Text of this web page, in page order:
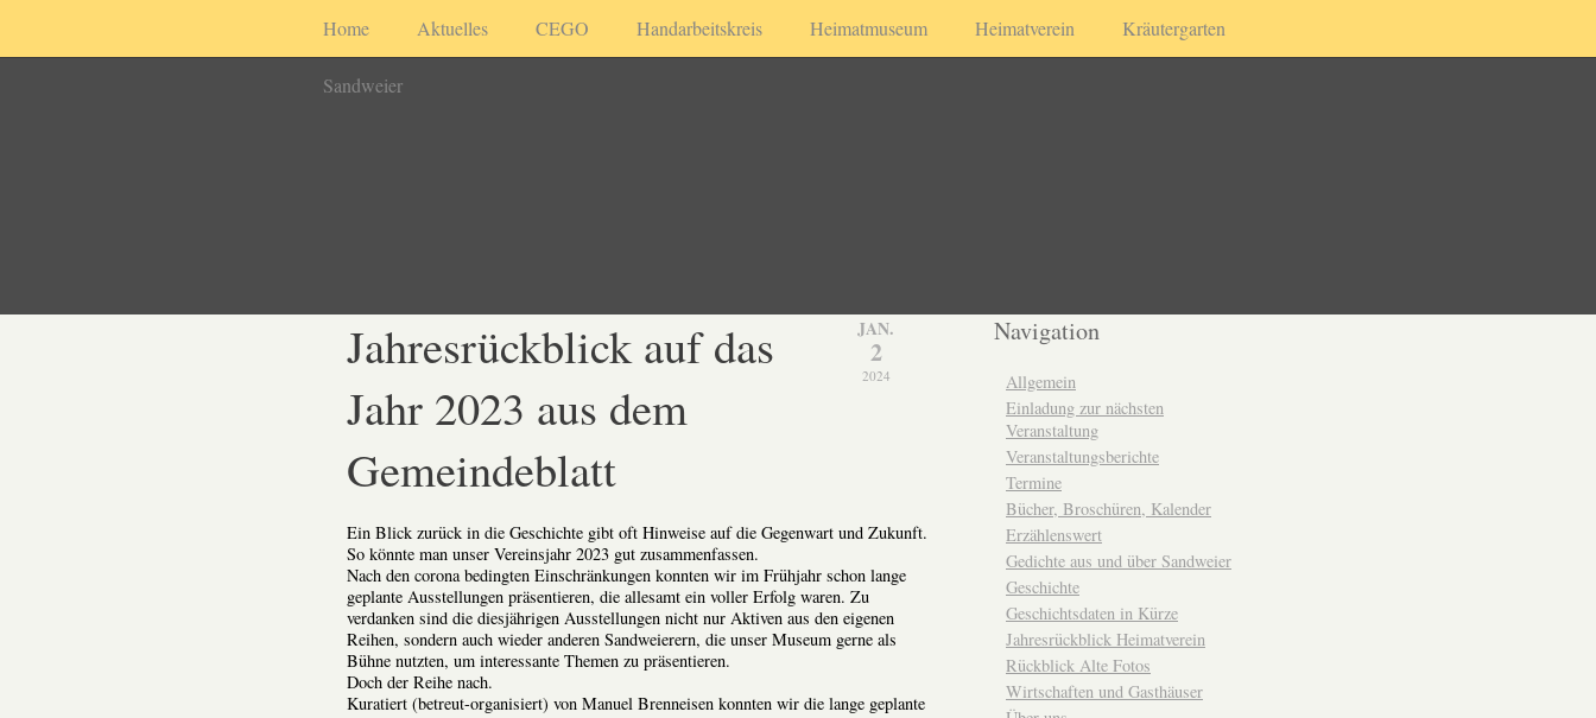
Home Aktuelles CEGO Handarbeitskreis Heimatmuseum Heimatverein Kräutergarten
Sandweier
JAN.
2
2024
Jahresrückblick auf das
Jahr 2023 aus dem
Gemeindeblatt
Ein Blick zurück in die Geschichte gibt oft Hinweise auf die Gegenwart und Zukunft.
So könnte man unser Vereinsjahr 2023 gut zusammenfassen.
Nach den corona bedingten Einschränkungen konnten wir im Frühjahr schon lange
geplante Ausstellungen präsentieren, die allesamt ein voller Erfolg waren. Zu
verdanken sind die diesjährigen Ausstellungen nicht nur Aktiven aus den eigenen
Reihen, sondern auch wieder anderen Sandweierern, die unser Museum gerne als
Bühne nutzten, um interessante Themen zu präsentieren.
Doch der Reihe nach.
Kuratiert (betreut-organisiert) von Manuel Brenneisen konnten wir die lange geplante
Navigation
Allgemein
Einladung zur nächsten
Veranstaltung
Veranstaltungsberichte
Termine
Bücher, Broschüren, Kalender
Erzählenswert
Gedichte aus und über Sandweier
Geschichte
Geschichtsdaten in Kürze
Jahresrückblick Heimatverein
Rückblick Alte Fotos
Wirtschaften und Gasthäuser